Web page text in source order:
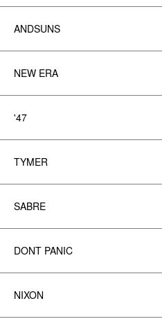
ANDSUNS
NEW ERA
'47
TYMER
SABRE
DONT PANIC
NIXON